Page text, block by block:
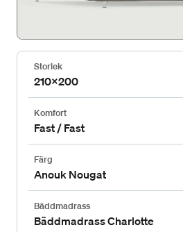
Storlek
210x200
Komfort
Fast / Fast
Färg
Anouk Nougat
Bäddmadrass
Bäddmadrass Charlotte